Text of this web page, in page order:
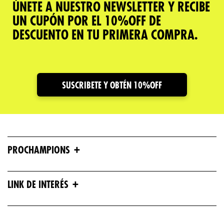
ÚNETE A NUESTRO NEWSLETTER Y RECIBE
UN CUPÓN POR EL 10%OFF DE
DESCUENTO EN TU PRIMERA COMPRA.
SUSCRIBETE Y OBTÉN 10%OFF
PROCHAMPIONS +
LINK DE INTERÉS +